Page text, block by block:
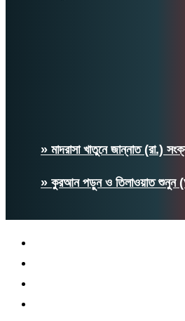
» মাদরাসা খাতুনে জান্নাত (রা.)
» কুরআন পড়ুন ও তিলাওয়াত শুনুন